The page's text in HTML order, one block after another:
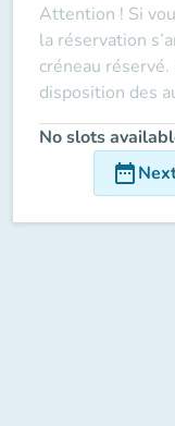
Attention ! Si
la réservation
créneau réservé.
disposition des
No slots
date_range